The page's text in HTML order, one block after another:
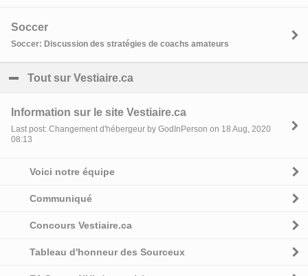
Soccer
Soccer: Discussion des stratégies de coachs amateurs
Tout sur Vestiaire.ca
Information sur le site Vestiaire.ca
Last post: Changement d'hébergeur by GodInPerson on 18 Aug, 2020
08:13
Voici notre équipe
Communiqué
Concours Vestiaire.ca
Tableau d'honneur des Sourceux